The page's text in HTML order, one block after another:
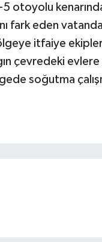
5 otoyolu
fark eden
itfaiye
çevredeki evlere
soğutma